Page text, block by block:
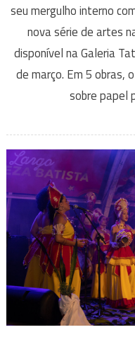
seu mergulho interno
nova série de artes
disponível na Galeria
de março. Em 5 obras,
sobre papel